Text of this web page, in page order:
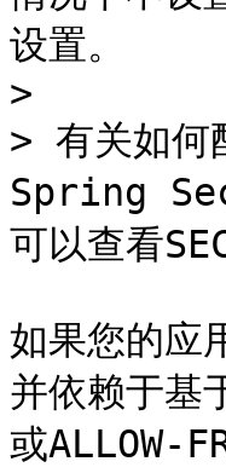
设置。
>
> 有关如何
Spring
可以查看
如果您的应
并依赖于基
或ALLOW-